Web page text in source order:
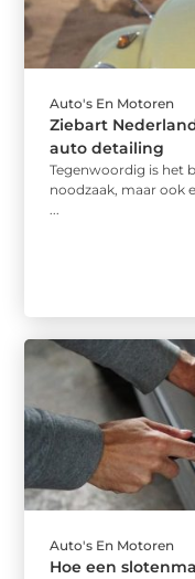
Auto's En Motoren
Ziebart
auto detailing
Tegenwoordig is het
noodzaak, maar ook
Auto's En Motoren
Hoe een